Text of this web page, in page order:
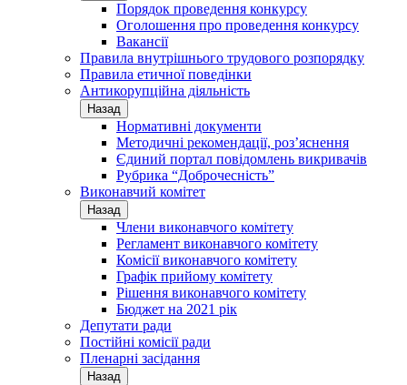
Порядок проведення конкурсу
Оголошення про проведення конкурсу
Вакансії
Правила внутрішнього трудового розпорядку
Правила етичної поведінки
Антикорупційна діяльність
Назад
Нормативні документи
Методичні рекомендації, роз’яснення
Єдиний портал повідомлень викривачів
Рубрика “Доброчесність”
Виконавчий комітет
Назад
Члени виконавчого комітету
Регламент виконавчого комітету
Комісії виконавчого комітету
Графік прийому комітету
Рішення виконавчого комітету
Бюджет на 2021 рік
Депутати ради
Постійні комісії ради
Пленарні засідання
Назад